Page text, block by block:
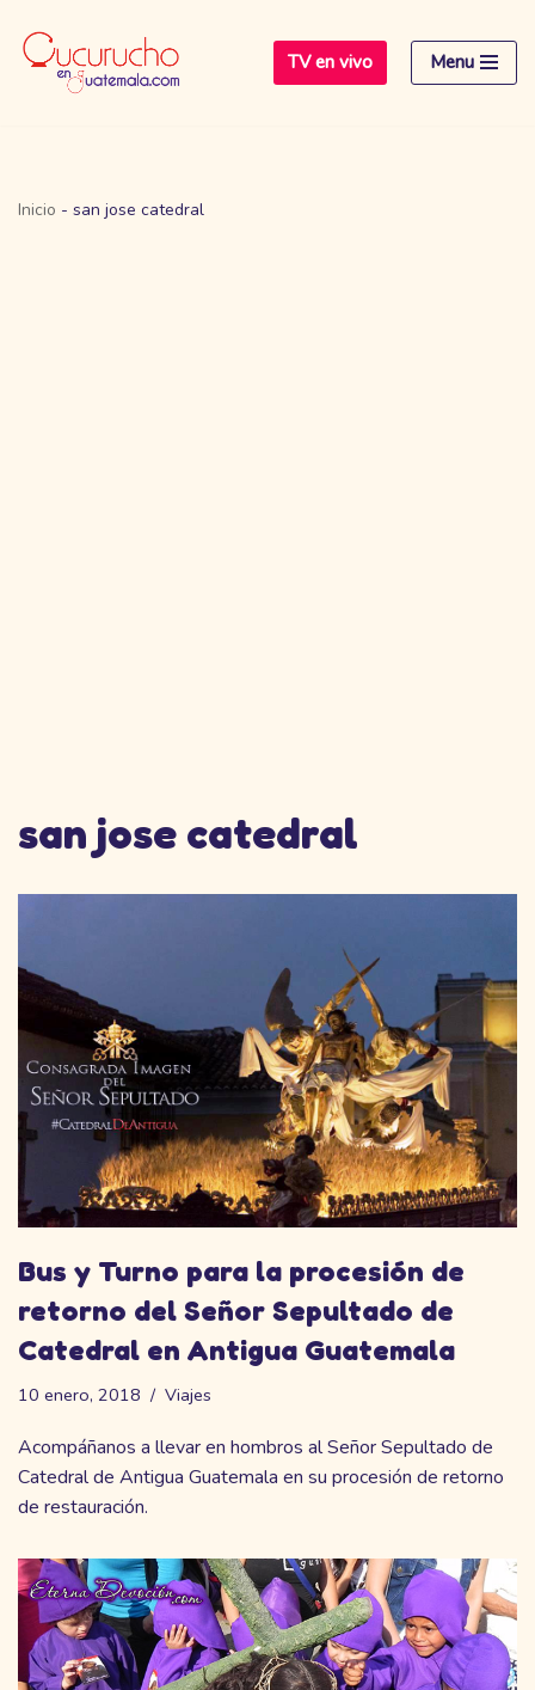
Saltar
TV en vivo Menu
Inicio - san jose catedral
san jose catedral
Bus y Turno para la procesión de
retorno del Señor Sepultado de
Catedral en Antigua Guatemala
10 enero, 2018 Viajes
Acompáñanos a llevar en hombros al Señor Sepultado de
Catedral de Antigua Guatemala en su procesión de retorno
de restauración.